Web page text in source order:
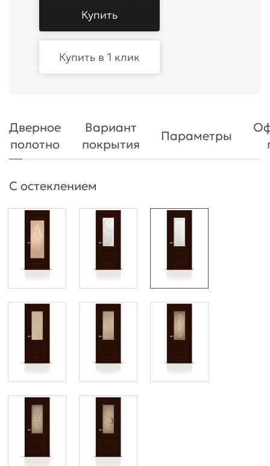
Купить
Купить в 1 клик
Дверное
полотно
Вариант
покрытия
Параметры
С остеклением